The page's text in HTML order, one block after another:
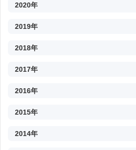
2020年
2019年
2018年
2017年
2016年
2015年
2014年